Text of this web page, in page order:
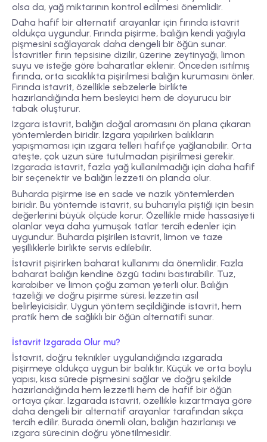
olsa da, yağ miktarının kontrol edilmesi önemlidir.
Daha hafif bir alternatif arayanlar için fırında istavrit
oldukça uygundur. Fırında pişirme, balığın kendi yağıyla
pişmesini sağlayarak daha dengeli bir öğün sunar.
İstavritler fırın tepsisine dizilir, üzerine zeytinyağı, limon
suyu ve isteğe göre baharatlar eklenir. Önceden ısıtılmış
fırında, orta sıcaklıkta pişirilmesi balığın kurumasını önler.
Fırında istavrit, özellikle sebzelerle birlikte
hazırlandığında hem besleyici hem de doyurucu bir
tabak oluşturur.
Izgara istavrit, balığın doğal aromasını ön plana çıkaran
yöntemlerden biridir. Izgara yapılırken balıkların
yapışmaması için ızgara telleri hafifçe yağlanabilir. Orta
ateşte, çok uzun süre tutulmadan pişirilmesi gerekir.
Izgarada istavrit, fazla yağ kullanılmadığı için daha hafif
bir seçenektir ve balığın lezzeti ön planda olur.
Buharda pişirme ise en sade ve nazik yöntemlerden
biridir. Bu yöntemde istavrit, su buharıyla piştiği için besin
değerlerini büyük ölçüde korur. Özellikle mide hassasiyeti
olanlar veya daha yumuşak tatlar tercih edenler için
uygundur. Buharda pişirilen istavrit, limon ve taze
yeşilliklerle birlikte servis edilebilir.
İstavrit pişirirken baharat kullanımı da önemlidir. Fazla
baharat balığın kendine özgü tadını bastırabilir. Tuz,
karabiber ve limon çoğu zaman yeterli olur. Balığın
tazeliği ve doğru pişirme süresi, lezzetin asıl
belirleyicisidir. Uygun yöntem seçildiğinde istavrit, hem
pratik hem de sağlıklı bir öğün alternatifi sunar.
İstavrit Izgarada Olur mu?
İstavrit, doğru teknikler uygulandığında ızgarada
pişirmeye oldukça uygun bir balıktır. Küçük ve orta boylu
yapısı, kısa sürede pişmesini sağlar ve doğru şekilde
hazırlandığında hem lezzetli hem de hafif bir öğün
ortaya çıkar. Izgarada istavrit, özellikle kızartmaya göre
daha dengeli bir alternatif arayanlar tarafından sıkça
tercih edilir. Burada önemli olan, balığın hazırlanışı ve
ızgara sürecinin doğru yönetilmesidir.